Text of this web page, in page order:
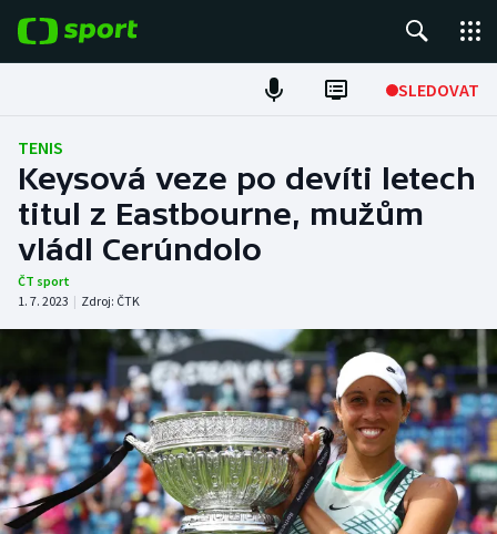
SLEDOVAT
ME v atletice
ME v plavání
Fotbal
Hokej
DALŠÍ SPORTY
Americký fotbal
Atletika
NEPŘEHLÉDNĚTE
Soutěže
TENIS
Keysová veze po devíti letech
titul z Eastbourne, mužům
vládl Cerúndolo
ČT sport
1. 7. 2023 | Zdroj: ČTK